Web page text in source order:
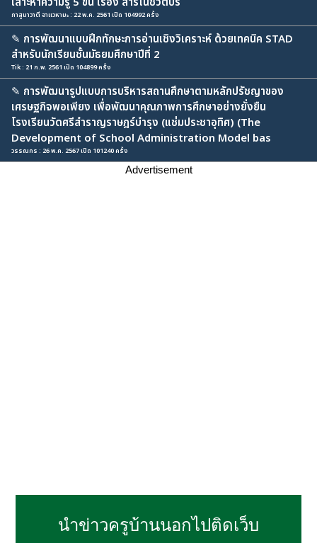
กาสูมาวาตี อาแวหามะ : 22 พ.ค. 2561 เปิด 104992 ครั้ง
✎ การพัฒนาแบบฝึกทักษะการอ่านเชิงวิเคราะห์ ด้วยเทคนิค STAD
สำหรับนักเรียนชั้นมัธยมศึกษาปีที่ 2
Tik : 21 ก.พ. 2561 เปิด 104899 ครั้ง
✎ การพัฒนารูปแบบการบริหารสถานศึกษาตามหลักปรัชญาของ
เศรษฐกิจพอเพียง เพื่อพัฒนาคุณภาพการศึกษาอย่างยั่งยืน
โรงเรียนวัดศรีสำราญราษฎร์บำรุง (แช่มประชาอุทิศ) (The
Development of School Administration Model bas
วรรณกร : 26 พ.ค. 2567 เปิด 101240 ครั้ง
Advertisement
นำข่าวครูบ้านนอกไปติดเว็บ